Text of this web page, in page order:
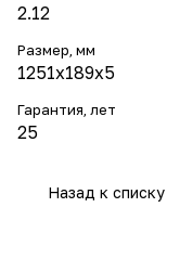
2.12
Размер, мм
1251x189x5
Гарантия, лет
25
Назад к списку